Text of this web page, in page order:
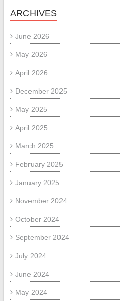
ARCHIVES
June 2026
May 2026
April 2026
December 2025
May 2025
April 2025
March 2025
February 2025
January 2025
November 2024
October 2024
September 2024
July 2024
June 2024
May 2024